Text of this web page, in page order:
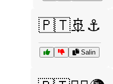
🇵🇹🚢⚓
Salin